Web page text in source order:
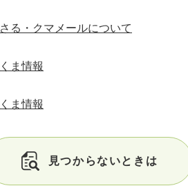
さる・クマメールについて
くま情報
くま情報
見つからないときは